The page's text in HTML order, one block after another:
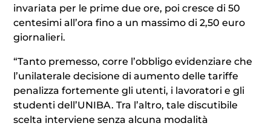
invariata per le prime due ore, poi cresce di 50
centesimi all’ora fino a un massimo di 2,50 euro
giornalieri.
“Tanto premesso, corre l’obbligo evidenziare che
l’unilaterale decisione di aumento delle tariffe
penalizza fortemente gli utenti, i lavoratori e gli
studenti dell’UNIBA. Tra l’altro, tale discutibile
scelta interviene senza alcuna modalità